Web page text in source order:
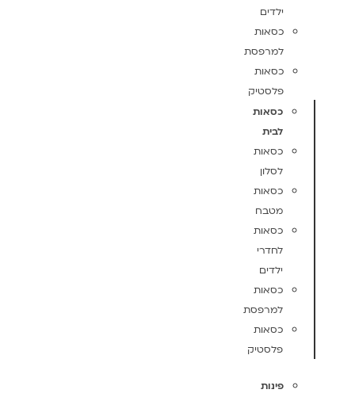
ילדים
כסאות
למרפסת
כסאות
פלסטיק
כסאות
לבית
כסאות
לסלון
כסאות
מטבח
כסאות
לחדרי
ילדים
כסאות
למרפסת
כסאות
פלסטיק
פינות